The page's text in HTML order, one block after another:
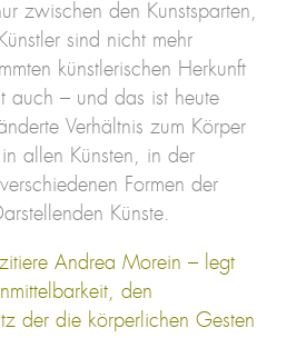
zwischen den Kunstsparten,
sind nicht mehr
künstlerischen Herkunft
auch – und das ist heute
Verhältnis zum Körper
allen Künsten, in der
Formen der
Künste.
Andrea Morein – legt
den
der die körperlichen Gesten